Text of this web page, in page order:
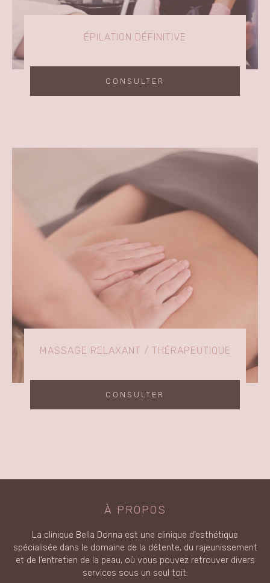
ÉPILATION DÉFINITIVE
CONSULTER
MASSAGE RELAXANT / THÉRAPEUTIQUE
CONSULTER
À PROPOS
La clinique Bella Donna est une clinique d’esthétique
spécialisée dans le domaine de la détente, du rajeunissement
et de l’entretien de la peau, où vous pouvez retrouver divers
services sous un seul toit.